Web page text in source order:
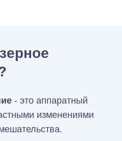
- это аппаратный
изменениями